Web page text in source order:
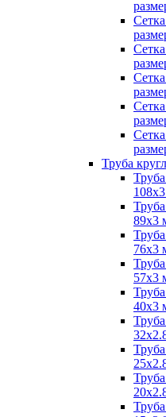
Труба
89х3
76х3
57х3
40х3